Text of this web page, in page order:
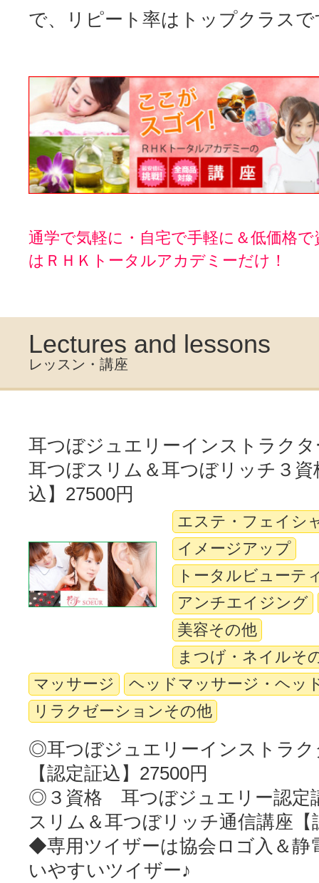
で、リピート率はトップクラスで
通学で気軽に・自宅で手軽に＆低価格
はＲＨＫトータルアカデミーだけ！
Lectures and lessons
レッスン・講座
耳つぼジュエリーインストラク
耳つぼスリム＆耳つぼリッチ３資
込】27500円
エステ・フェイシ
イメージアップ
トータルビューテ
アンチエイジング
美容その他
まつげ・ネイルそ
マッサージ
ヘッドマッサージ・ヘッ
リラクゼーションその他
◎耳つぼジュエリーインストラク
【認定証込】27500円
◎３資格 耳つぼジュエリー認定
スリム＆耳つぼリッチ通信講座【
◆専用ツイザーは協会ロゴ入＆静
いやすいツイザー♪